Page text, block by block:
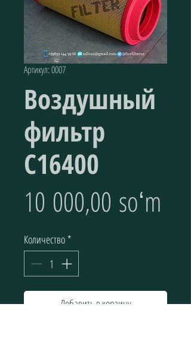
Артикул: 0007
Воздушный
фильтр
С16400
10 000,00 soʻm
Количество *
Добавить в корзину